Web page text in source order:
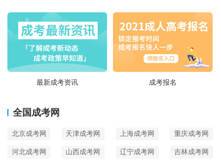
最新成考资讯 成考报名
全国成考网
北京成考网 天津成考网 上海成考网 重庆成考网
河北成考网 山西成考网 辽宁成考网 吉林成考网